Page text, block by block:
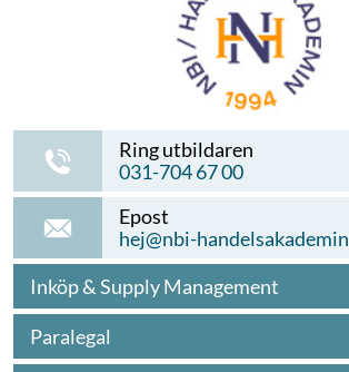
Ring utbildaren
031-704 67 00
Epost
hej@nbi-
Inköp & Supply Management
Paralegal